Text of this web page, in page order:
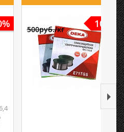
10%
500руб./кг